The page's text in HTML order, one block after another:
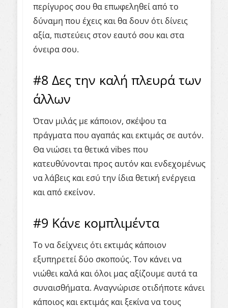
περίγυρος σου θα επωφεληθεί από το
δύναμη που έχεις και θα δουν ότι δίνεις
αξία, πιστεύεις στον εαυτό σου και στα
όνειρα σου.
#8 Δες την καλή πλευρά των
άλλων
Όταν μιλάς με κάποιον, σκέψου τα
πράγματα που αγαπάς και εκτιμάς σε αυτόν.
Θα νιώσει τα θετικά vibes που
κατευθύνονται προς αυτόν και ενδεχομένως
να λάβεις και εσύ την ίδια θετική ενέργεια
και από εκείνον.
#9 Κάνε κομπλιμέντα
Το να δείχνεις ότι εκτιμάς κάποιον
εξυπηρετεί δύο σκοπούς. Τον κάνει να
νιώθει καλά και όλοι μας αξίζουμε αυτά τα
συναισθήματα. Αναγνώρισε οτιδήποτε κάνει
κάποιος και εκτιμάς και ξεκίνα να τους